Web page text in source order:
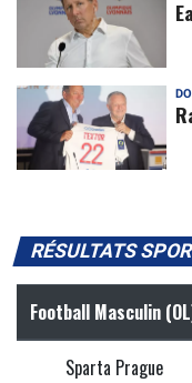
RÉSULTATS
Football Masculin
Sparta Prague